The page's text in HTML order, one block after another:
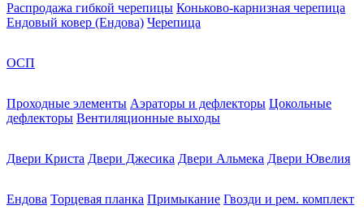
Распродажа гибкой черепицы Коньково-карнизная черепица
Ендовый ковер (Ендова) Черепица
ОСП
Проходные элементы Аэраторы и дефлекторы Цокольные
дефлекторы Вентиляционные выходы
Двери Криста Двери Джесика Двери Альмека Двери Ювелия
Ендова Торцевая планка Примыкание Гвозди и рем. комплект